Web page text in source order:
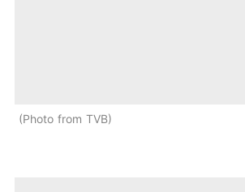
Photo from TVB